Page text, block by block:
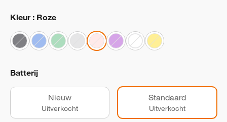
Kleur : Roze
Batterij
Nieuw
Uitverkocht
Standaard
Uitverkocht